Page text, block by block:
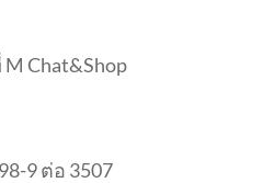
Chat&Shop
9 ต่อ 3507